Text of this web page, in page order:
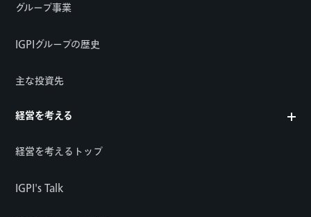
グループ事業
IGPIグループの歴史
主な投資先
経営を考える
経営を考えるトップ
IGPI's Talk